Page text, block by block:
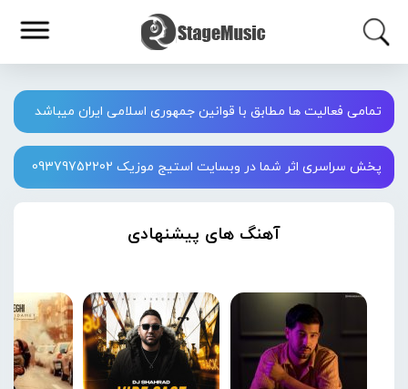
تمامی فعالیت ها مطابق با قوانین جمهوری اسلامی ایران میباشد
پخش سراسری اثر شما در وبسایت استیج موزیک 09379752202
آهنگ های پیشنهادی